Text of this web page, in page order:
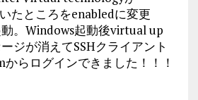
たところをenabledに変更
。Windows起動後virtual up
ジが消えてSSHクライアント
らログインできました！！！